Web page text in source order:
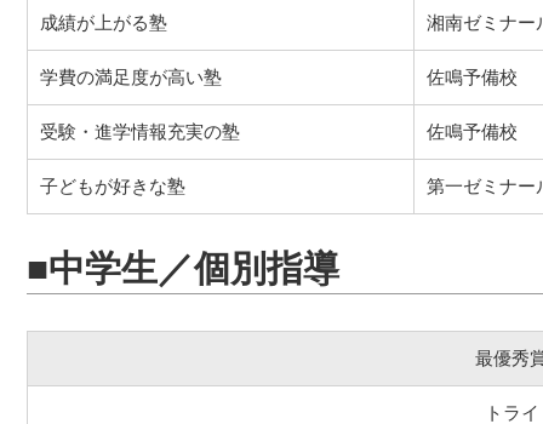
成績が上がる塾 湘南ゼミナー
学費の満足度が高い塾 佐鳴予備校
受験・進学情報充実の塾 佐鳴予備校
子どもが好きな塾 第一ゼミナー
■中学生／個別指導
最優秀
トライ